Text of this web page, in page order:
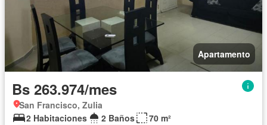
Apartamento
Bs 263.974/mes
San Francisco, Zulia
2 Habitaciones
2 Baños
70 m²